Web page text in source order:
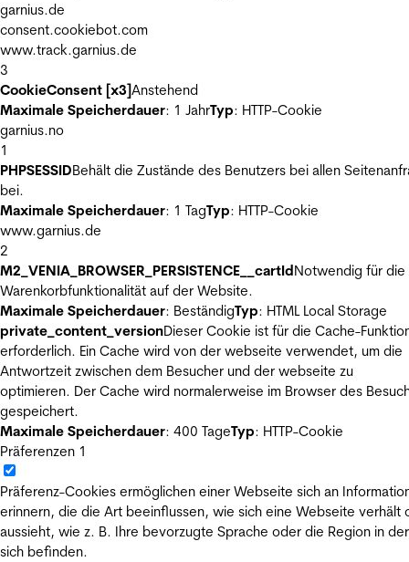
garnius.de
consent.cookiebot.com
www.track.garnius.de
3
CookieConsent [x3]Anstehend
Maximale Speicherdauer: 1 JahrTyp: HTTP-Cookie
garnius.no
1
PHPSESSIDBehält die Zustände des Benutzers bei allen
bei.
Maximale Speicherdauer: 1 TagTyp: HTTP-Cookie
www.garnius.de
2
M2_VENIA_BROWSER_PERSISTENCE__cartIdNotwendig für die
Warenkorbfunktionalität auf der Website.
Maximale Speicherdauer: BeständigTyp: HTML Local Storage
private_content_versionDieser Cookie ist für die Cache-
erforderlich. Ein Cache wird von der webseite verwendet, um die
Antwortzeit zwischen dem Besucher und der webseite zu
optimieren. Der Cache wird normalerweise im Browser des
gespeichert.
Maximale Speicherdauer: 400 TageTyp: HTTP-Cookie
Präferenzen 1
Präferenz-Cookies ermöglichen einer Webseite sich an
erinnern, die die Art beeinflussen, wie sich eine Webseite verhält
aussieht, wie z. B. Ihre bevorzugte Sprache oder die Region in
sich befinden.